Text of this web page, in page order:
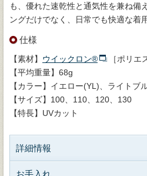
も、優れた速乾性と通気性を兼ね備
ングだけでなく、日常でも快適な着
仕様
【素材】 ウイックロン®
［ポリエ
【平均重量】68g
【カラー】イエロー(YL)、ライトブ
【サイズ】100、110、120、130
【特長】UVカット
詳細情報
お手入れ